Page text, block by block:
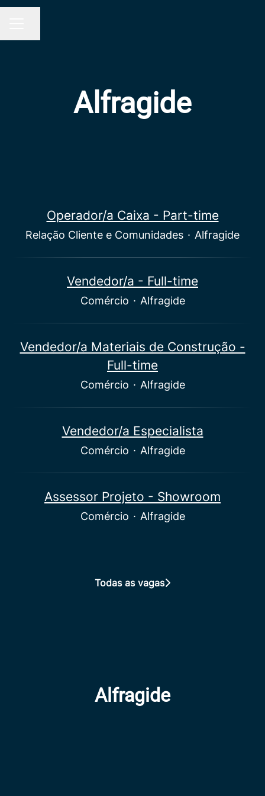
Alfragide
Operador/a Caixa - Part-time
Relação Cliente e Comunidades · Alfragide
Vendedor/a - Full-time
Comércio · Alfragide
Vendedor/a Materiais de Construção -
Full-time
Comércio · Alfragide
Vendedor/a Especialista
Comércio · Alfragide
Assessor Projeto - Showroom
Comércio · Alfragide
Todas as vagas
Alfragide